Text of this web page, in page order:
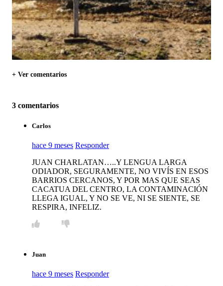
+ Ver comentarios
3 comentarios
Carlos
hace 9 meses Responder
JUAN CHARLATAN…..Y LENGUA LARGA
ODIADOR, SEGURAMENTE, NO VIVÍS EN ESOS
BARRIOS CERCANOS, Y POR MAS QUE SEAS
CACATUA DEL CENTRO, LA CONTAMINACIÓN
LLEGA IGUAL, Y NO SE VE, NI SE SIENTE, SE
RESPIRA, INFELIZ.
Juan
hace 9 meses Responder